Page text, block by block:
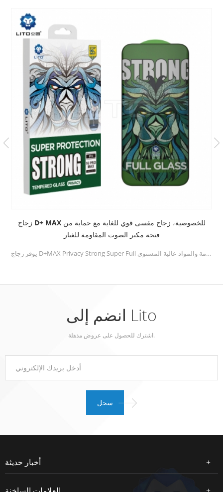
7.1 سماعة كمبيوتر سلكية للألعاب مع مايكروفون للكمبيوتر المكتبي
7.1 صوت واضح قوي يعمل بصوت قوي وعزل رائع للصوت المحيطي ومحرك نيوديميوم مغناطيسي عالي الدقة 50 مم ، دقة تحديد المواقع الصوتية تعزز حساسية وحدة السماعات ، وتجلب لك مجال صوت حيوي ، وضوح صوت ، وصوت شعور بالصدمة.
انضم إلى Lito
اشترك للحصول على عروض مذهلة.
أخبار حديثة